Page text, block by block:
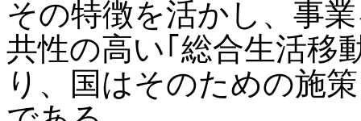
その特徴を活かし、事
共性の高い｢総合生活移
り、国はそのための施